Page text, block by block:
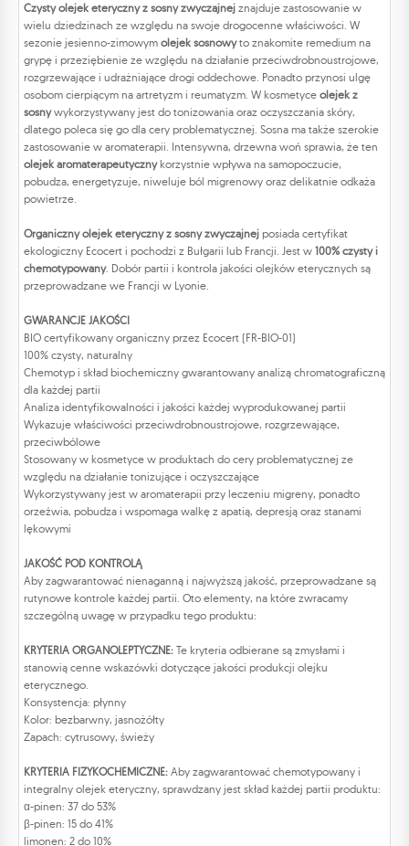
Czysty olejek eteryczny z sosny zwyczajnej znajduje zastosowanie w
wielu dziedzinach ze względu na swoje drogocenne właściwości. W
sezonie jesienno-zimowym olejek sosnowyto znakomite remedium na
grypę i przeziębienie ze względu na działanie przeciwdrobnoustrojowe,
rozgrzewające i udrażniające drogi oddechowe. Ponadto przynosi ulgę
osobom cierpiącym na artretyzm i reumatyzm. W kosmetyce olejek z
sosnywykorzystywany jest do tonizowania oraz oczyszczania skóry,
dlatego poleca się go dla cery problematycznej. Sosna ma także szerokie
zastosowanie w aromaterapii. Intensywna, drzewna woń sprawia, że ten
olejek aromaterapeutycznykorzystnie wpływa na samopoczucie,
pobudza, energetyzuje, niweluje ból migrenowy oraz delikatnie odkaża
powietrze.
Organiczny olejek eteryczny z sosny zwyczajnej posiada certyfikat
ekologiczny Ecocert i pochodzi z Bułgarii lub Francji. Jest w 100% czysty i
chemotypowany. Dobór partii i kontrola jakości olejków eterycznych są
przeprowadzane we Francji w Lyonie.
GWARANCJE JAKOŚCI
BIO certyfikowany organiczny przez Ecocert (FR-BIO-01)
100% czysty, naturalny
Chemotyp i skład biochemiczny gwarantowany analizą chromatograficzną
dla każdej partii
Analiza identyfikowalności i jakości każdej wyprodukowanej partii
Wykazuje właściwości przeciwdrobnoustrojowe, rozgrzewające,
przeciwbólowe
Stosowany w kosmetyce w produktach do cery problematycznej ze
względu na działanie tonizujące i oczyszczające
Wykorzystywany jest w aromaterapii przy leczeniu migreny, ponadto
orzeźwia, pobudza i wspomaga walkę z apatią, depresją oraz stanami
lękowymi
JAKOŚĆ POD KONTROLĄ
Aby zagwarantować nienaganną i najwyższą jakość, przeprowadzane są
rutynowe kontrole każdej partii. Oto elementy, na które zwracamy
szczególną uwagę w przypadku tego produktu:
KRYTERIA ORGANOLEPTYCZNE: Te kryteria odbierane są zmysłami i
stanowią cenne wskazówki dotyczące jakości produkcji olejku
eterycznego.
Konsystencja: płynny
Kolor: bezbarwny, jasnożółty
Zapach: cytrusowy, świeży
KRYTERIA FIZYKOCHEMICZNE: Aby zagwarantować chemotypowany i
integralny olejek eteryczny, sprawdzany jest skład każdej partii produktu:
α-pinen: 37 do 53%
β-pinen: 15 do 41%
limonen: 2 do 10%